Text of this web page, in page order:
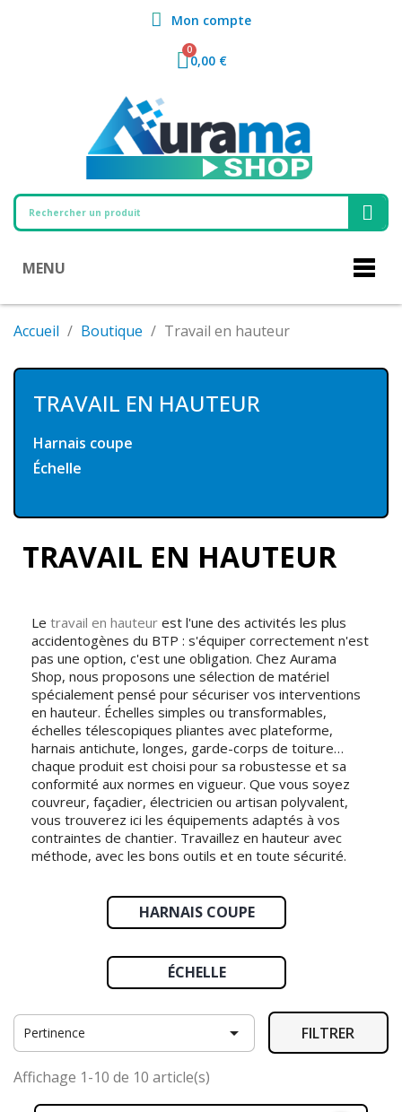
Mon compte
0,00 €
MENU
Accueil Boutique Travail en hauteur
TRAVAIL EN HAUTEUR
Harnais coupe
Échelle
TRAVAIL EN HAUTEUR
Le travail en hauteur est l'une des activités les plus
accidentogènes du BTP : s'équiper correctement n'est
pas une option, c'est une obligation. Chez Aurama
Shop, nous proposons une sélection de matériel
spécialement pensé pour sécuriser vos interventions
en hauteur. Échelles simples ou transformables,
échelles télescopiques pliantes avec plateforme,
harnais antichute, longes, garde-corps de toiture…
chaque produit est choisi pour sa robustesse et sa
conformité aux normes en vigueur. Que vous soyez
couvreur, façadier, électricien ou artisan polyvalent,
vous trouverez ici les équipements adaptés à vos
contraintes de chantier. Travaillez en hauteur avec
méthode, avec les bons outils et en toute sécurité.
HARNAIS COUPE
ÉCHELLE
Pertinence  FILTRER
Affichage 1-10 de 10 article(s)